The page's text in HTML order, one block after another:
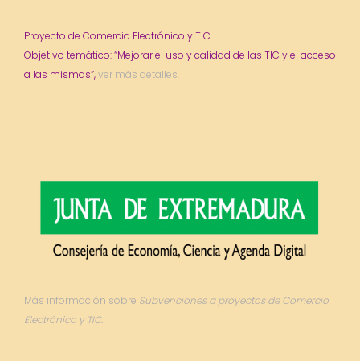
Proyecto de Comercio Electrónico y TIC.
Objetivo temático: “Mejorar el uso y calidad de las TIC y el acceso
a las mismas”,ver más detalles.
Más información sobre Subvenciones a proyectos de Comercio
Electrónico y TIC.